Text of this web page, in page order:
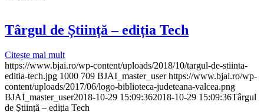
Târgul de Știință – ediția Tech
Citește mai mult
https://www.bjai.ro/wp-content/uploads/2018/10/targul-de-stiinta-
editia-tech.jpg 1000 709 BJAI_master_user https://www.bjai.ro/wp-
content/uploads/2017/06/logo-biblioteca-judeteana-valcea.png
BJAI_master_user2018-10-29 15:09:362018-10-29 15:09:36Târgul
de Știință – ediția Tech